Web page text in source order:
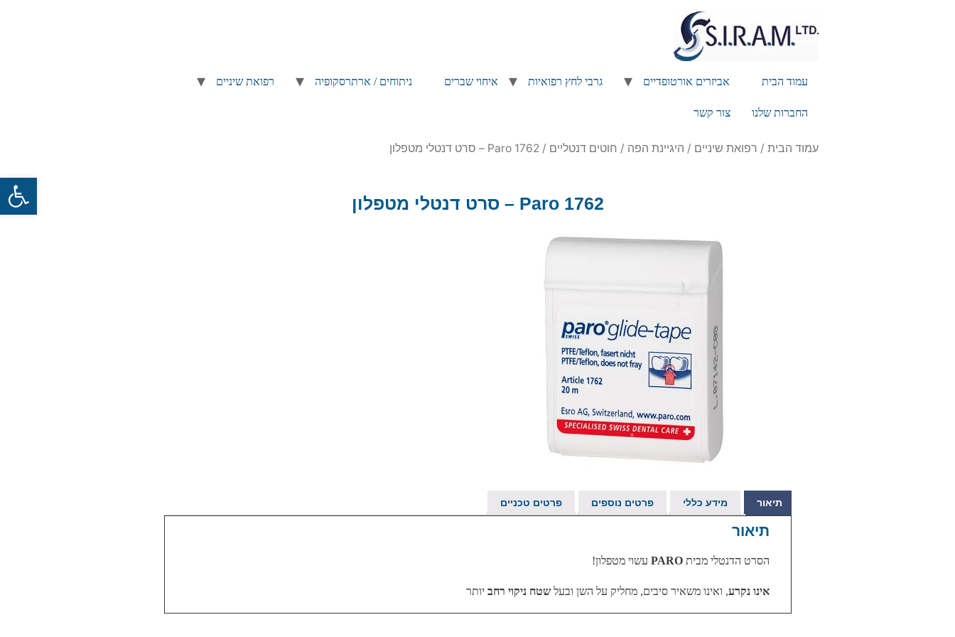
עמוד הבית אביזרים אורטופדיים גרבי לחץ רפואיות איחוי שברים ניתוחים / ארתרסקופיה רפואת שיניים
החברות שלנו צור קשר
עמוד הבית / רפואת שיניים / היגיינת הפה / חוטים דנטליים / Paro 1762 – סרט דנטלי מטפלון
Paro 1762 – סרט דנטלי מטפלון
תיאור מידע כללי פרטים נוספים פרטים טכניים
תיאור
הסרט הדנטלי מביתPARO עשוי מטפלון!
אינו נקרע, ואינו משאיר סיבים, מחליק על השן ובעלשטח ניקוי רחב יותר